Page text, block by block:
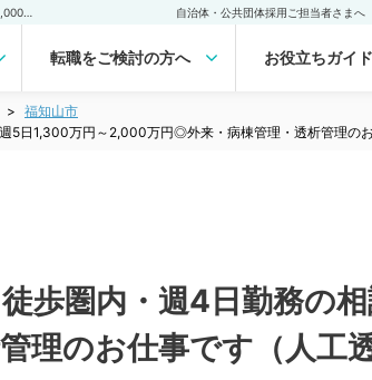
自治体・公共団体採用ご担当者さまへ
転職をご検討の方へ お役立ちガイド
福知山市
5日1,300万円～2,000万円◎外来・病棟管理・透析管理の
徒歩圏内・週4日勤務
理のお仕事です（人工透